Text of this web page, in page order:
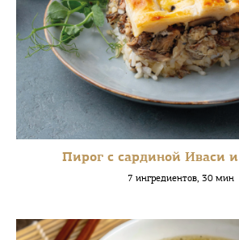
Пирог с сардиной Иваси
7 ингредиентов, 30 мин